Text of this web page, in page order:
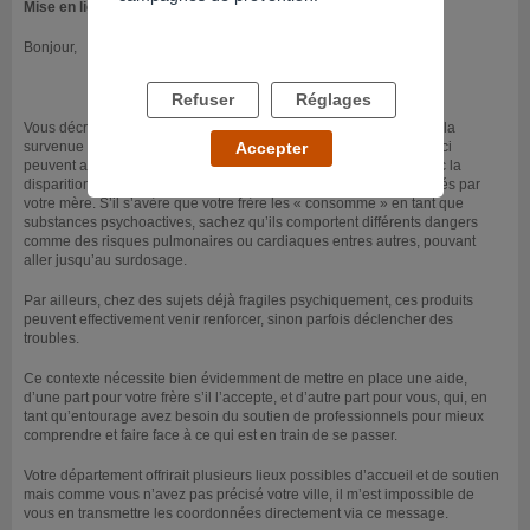
Mise en ligne le 17/04/2018
Bonjour,
Vous décrivez un contexte familial en cours de dégradation avec la
survenue de violences verbales de la part de votre frère. Celles- ci
peuvent avoir différentes explications mais vous faites le lien avec la
disparition de plus en plus rapide des aérosols déodorants achetés par
votre mère. S’il s’avère que votre frère les « consomme » en tant que
substances psychoactives, sachez qu’ils comportent différents dangers
comme des risques pulmonaires ou cardiaques entres autres, pouvant
aller jusqu’au surdosage.
Par ailleurs, chez des sujets déjà fragiles psychiquement, ces produits
peuvent effectivement venir renforcer, sinon parfois déclencher des
troubles.
Ce contexte nécessite bien évidemment de mettre en place une aide,
d’une part pour votre frère s’il l’accepte, et d’autre part pour vous, qui, en
tant qu’entourage avez besoin du soutien de professionnels pour mieux
comprendre et faire face à ce qui est en train de se passer.
Votre département offrirait plusieurs lieux possibles d’accueil et de soutien
mais comme vous n’avez pas précisé votre ville, il m’est impossible de
vous en transmettre les coordonnées directement via ce message.
Refuser Réglages
Accepter